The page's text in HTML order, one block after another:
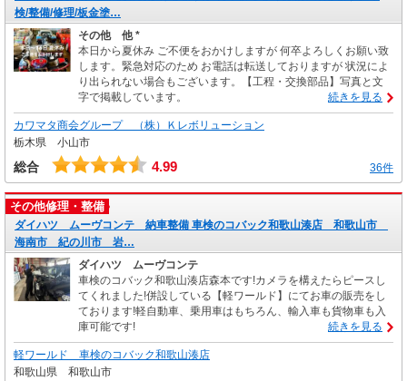
検/整備/修理/板金塗…
その他 他 *
本日から夏休み ご不便をおかけしますが 何卒よろしくお願い致
します。緊急対応のため お電話は転送しておりますが 状況によ
り出られない場合もございます。【工程・交換部品】写真と文
字で掲載しています。
続きを見る
カワマタ商会グループ （株）Ｋレボリューション
栃木県 小山市
総合 4.99 36件
その他修理・整備
ダイハツ ムーヴコンテ 納車整備 車検のコバック和歌山湊店 和歌山市
海南市 紀の川市 岩…
ダイハツ ムーヴコンテ
車検のコバック和歌山湊店森本です!カメラを構えたらピースし
てくれました!併設している【軽ワールド】にてお車の販売をし
ております!軽自動車、乗用車はもちろん、輸入車も貨物車も入
庫可能です!
続きを見る
軽ワールド 車検のコバック和歌山湊店
和歌山県 和歌山市